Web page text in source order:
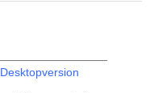
Desktopversion